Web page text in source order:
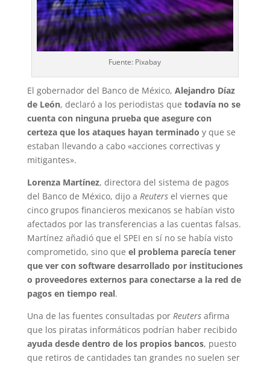
Fuente: Pixabay
El gobernador del Banco de México, Alejandro Díaz
de León, declaró a los periodistas que todavía no se
cuenta con ninguna prueba que asegure con
certeza que los ataques hayan terminado y que se
estaban llevando a cabo «acciones correctivas y
mitigantes».
Lorenza Martínez, directora del sistema de pagos
del Banco de México, dijo a Reutersel viernes que
cinco grupos financieros mexicanos se habían visto
afectados por las transferencias a las cuentas falsas.
Martínez añadió que el SPEI en sí no se había visto
comprometido, sino que el problema parecía tener
que ver con software desarrollado por instituciones
o proveedores externos para conectarse a la red de
pagos en tiempo real.
Una de las fuentes consultadas por Reutersafirma
que los piratas informáticos podrían haber recibido
ayuda desde dentro de los propios bancos, puesto
que retiros de cantidades tan grandes no suelen ser